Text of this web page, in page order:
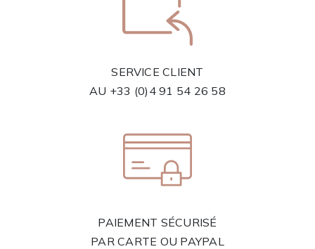
SERVICE CLIENT
AU +33 (0)4 91 54 26 58
PAIEMENT SÉCURISÉ
PAR CARTE OU PAYPAL